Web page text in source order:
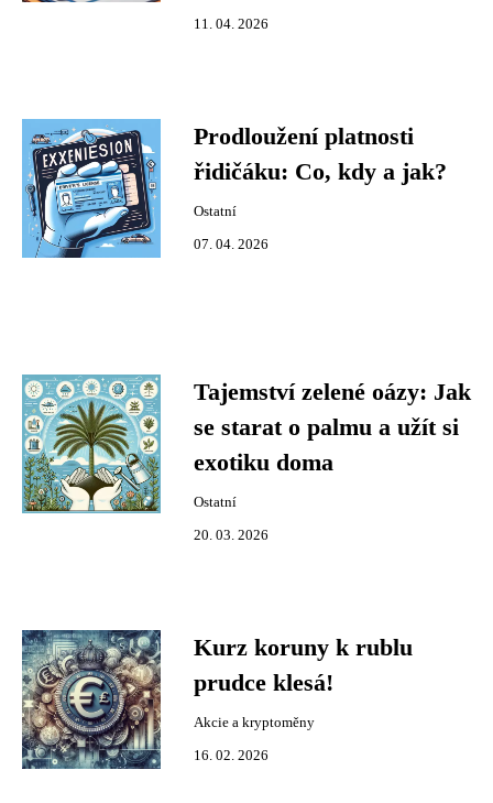
11. 04. 2026
Prodloužení platnosti
řidičáku: Co, kdy a jak?
Ostatní
07. 04. 2026
Tajemství zelené oázy: Jak
se starat o palmu a užít si
exotiku doma
Ostatní
20. 03. 2026
Kurz koruny k rublu
prudce klesá!
Akcie a kryptoměny
16. 02. 2026